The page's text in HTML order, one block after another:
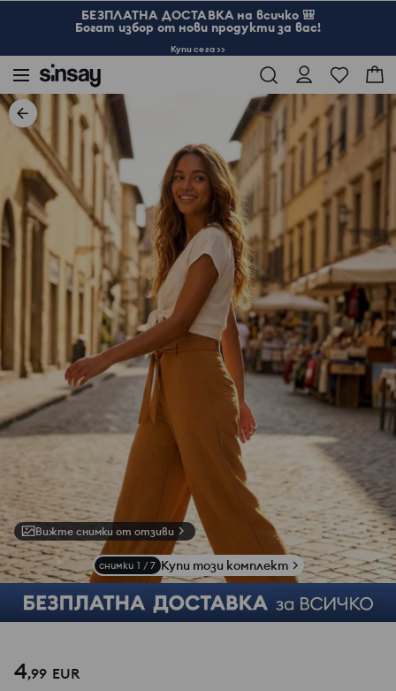
БЕЗПЛАТНА ДОСТАВКА на всичко 🎒
Богат избор от нови продукти за вас!
Купи сега >>
Вижте снимки от отзиви
снимки 1 / 7 Купи този комплект
4,99 EUR